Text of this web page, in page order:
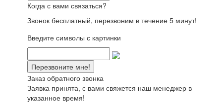
Когда с вами связаться?
Звонок бесплатный, перезвоним в течение 5 минут!
Введите символы с картинки
Заказ обратного звонка
Заявка принята, с вами свяжется наш менеджер в
указанное время!